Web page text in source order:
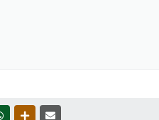
WHATSAPPOUTRAS MÍDIAS